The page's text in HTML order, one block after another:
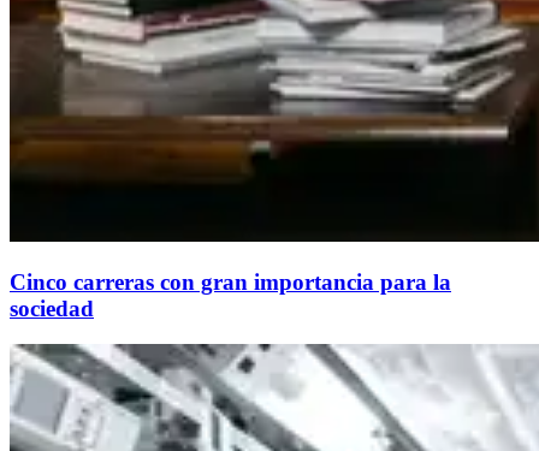
Cinco carreras con gran importancia para la
sociedad